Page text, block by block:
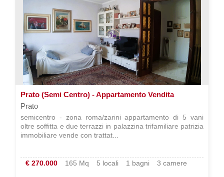
Prato (Semi Centro) - Appartamento Vendita
Prato
semicentro - zona roma/zarini appartamento di 5 vani
oltre soffitta e due terrazzi in palazzina trifamiliare patrizia
immobiliare vende con trattat...
€ 270.000 165 Mq 5 locali 1 bagni 3 camere